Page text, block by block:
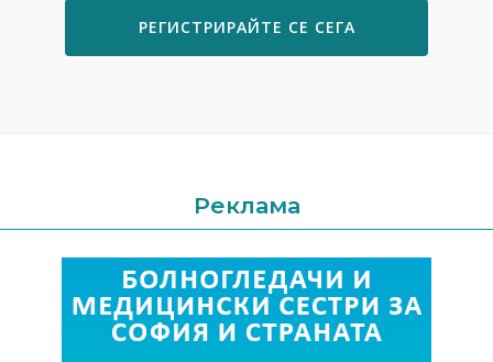
РЕГИСТРИРАЙТЕ СЕ СЕГА
Реклама